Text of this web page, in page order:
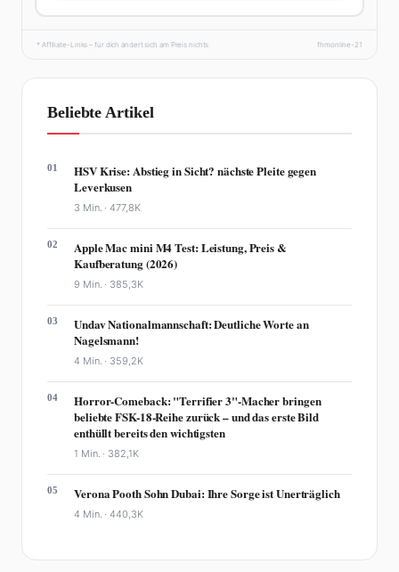
* Affiliate-Links – für dich ändert sich am Preis nichts. fhmonline-21
Beliebte Artikel
01
HSV Krise: Abstieg in Sicht? nächste Pleite gegen
Leverkusen
3 Min. ·477,8K
02
Apple Mac mini M4 Test: Leistung, Preis &
Kaufberatung (2026)
9 Min. · 385,3K
03
Undav Nationalmannschaft: Deutliche Worte an
Nagelsmann!
4 Min. · 359,2K
04
Horror-Comeback: "Terrifier 3"-Macher bringen
beliebte FSK-18-Reihe zurück – und das erste Bild
enthüllt bereits den wichtigsten
1 Min. · 382,1K
05 Verona Pooth Sohn Dubai: Ihre Sorge ist Unerträglich
4 Min. ·440,3K